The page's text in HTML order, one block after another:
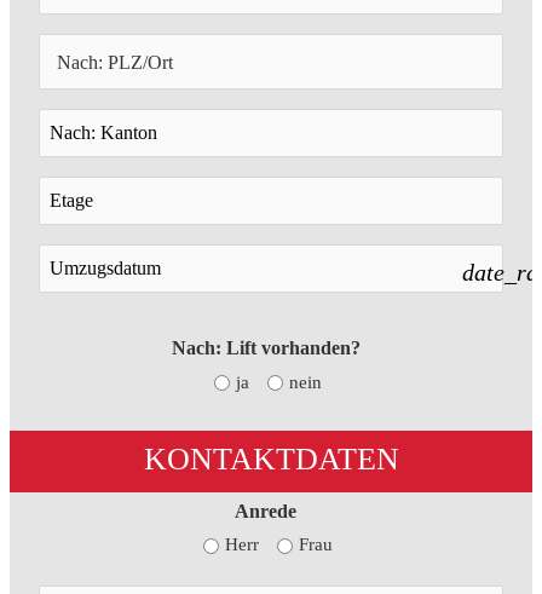
Nach: Lift vorhanden?
ja
nein
KONTAKTDATEN
Anrede
Herr
Frau